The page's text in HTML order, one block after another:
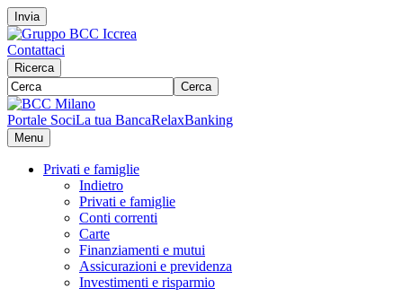
Invia
Contattaci
Ricerca
Cerca
Portale SociLa tua BancaRelaxBanking
Menu
Privati e famiglie
Indietro
Privati e famiglie
Conti correnti
Carte
Finanziamenti e mutui
Assicurazioni e previdenza
Investimenti e risparmio